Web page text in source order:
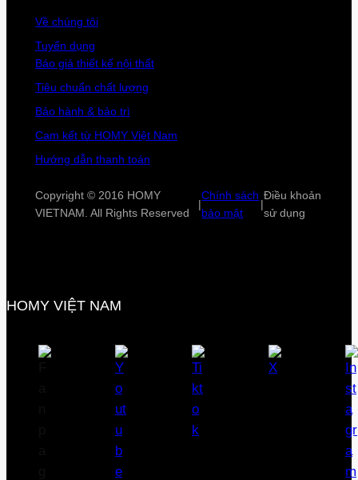
Về chúng tôi
Tuyển dụng
Báo giá thiết kế nội thất
Tiêu chuẩn chất lượng
Bảo hành & bảo trì
Cam kết từ HOMY Việt Nam
Hướng dẫn thanh toán
Copyright © 2016 HOMY
VIETNAM. All Rights Reserved
|
Chính sách
bảo mật
|
Điều khoản
sử dụng
HOMY VIỆT NAM